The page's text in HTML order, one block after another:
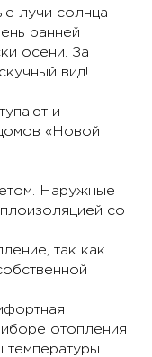
лучи солнца
ранней
осени. За
вид!
и
«Новой
Наружные
со
так как
отопления